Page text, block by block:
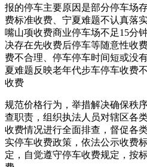
报的停车主要原因是部分停车场
费标准收费、宁夏难题不认真落
嘴山项收费商业停车场不足15分
决存在先收费后停车等随意性收
费不合理、停车停车时间短或没
夏难题反映老年代步车停车收费
收费
规范价格行为，举措解决确保秩
查职责，组织执法人员对辖区各
收费情况进行全面排查，督促各
实停车收费政策，依法公示收费
定，自觉遵守停车收费规定，按